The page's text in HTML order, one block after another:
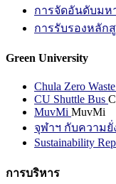
การจัดอันดับมห
การรับรองหลัก
Green University
Chula Zero Waste
CU Shuttle Bus
MuvMi MuvMi
จุฬาฯ กับความยั่
Sustainability
การบริหาร